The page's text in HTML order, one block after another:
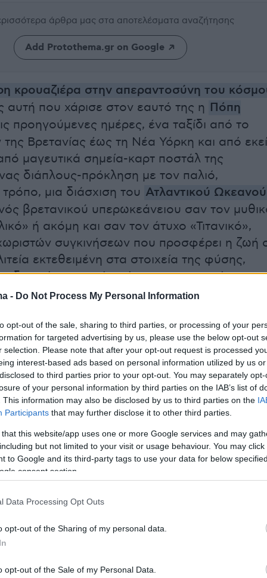
- Do Not Process My Personal Information
opt-out of the sale, sharing to third parties, or processing of your
for targeted advertising by us, please use the below opt-out
selection. Please note that after your opt-out request is processed
interest-based ads based on personal information utilized by us
to third parties prior to your opt-out. You may separately
of your personal information by third parties on the IAB’s list of
This information may also be disclosed by us to third parties on the
Participants that may further disclose it to other third parties.
that this website/app uses one or more Google services and may
but not limited to your visit or usage behaviour. You may
to Google and its third-party tags to use your data for below
consent section.
Data Processing Opt Outs
opt-out of the Sharing of my personal data.
opt-out of the Sale of my Personal Data.
άρθρα μας στα αποτελέσματα αναζήτησης
Add Protothema.gr on Google
κρουαζιέρα στην απεραντοσύνη του
αυτή που χάρισε στον εαυτό της η Πόπη
προηγούμενες ημέρες, ένα ταξίδι από το
Βρετανίας έως τη Νέα Υόρκη και από εκεί
μαγευτικά σημεία-καρτ ποστάλ της
διάπλους-πρόκληση με τον παλιό,
μια διάσχιση του Ατλαντικού Ωκεανού
βρετανικού υπερωκεάνειου σαν τον
ή ακόμη και σαν τον άτυχο «Τιτανικό»,
συγκινήσεων που προσφέρει η ζωή
εκτεθειμένη στα στοιχεία της φύσης,
ιδανική αποκοπή από την πραγματικότητα.
υπερσύγχρονο, πολυτελές μεγαθήριο
τόσο κυριολεκτική και πρακτική.
κατάσταση, είναι η διέξοδος σε μια
απόδρασης και αναβάπτισης. Ακόμη και
κινδύνου είναι άμεση και καθηλωτική:
να αλλάξουμε πορεία ώστε να αποφύγουμε μια
και βρεθήκαμε στα 10 και 11 μποφόρ επί
έγραψε στο Facebook η Πόπη Τσαπανίδου
Και ακολούθως συμπλήρωσε: «Αν άξιζε; Και
Οπως ακριβώς και στη ζωή, την καταιγίδα
την πιο ήρεμη θάλασσα της τελευταίας
ωραίο να τσεκάρεις, ως ολοκληρωμένους,